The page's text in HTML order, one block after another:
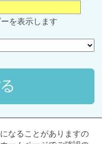
を表示します
なることがありますの